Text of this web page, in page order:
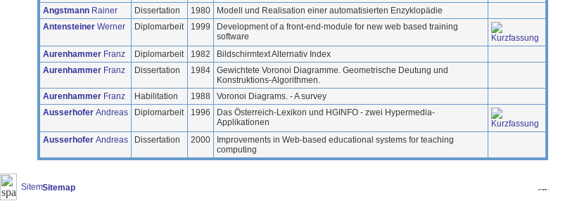
Angstmann Rainer Dissertation 1980
Modell und Realisation einer automatisierten Enzyklopädie
Antensteiner Werner Diplomarbeit 1999
Development of a front-end-module for new web based training
software
Aurenhammer Franz Diplomarbeit 1982
Bildschirmtext Alternativ Index
Aurenhammer Franz Dissertation 1984
Gewichtete Voronoi Diagramme. Geometrische Deutung und
Konstruktions-Algorithmen.
Aurenhammer Franz Habilitation 1988
Voronoi Diagrams. - A survey
Ausserhofer Andreas Diplomarbeit 1996
Das Österreich-Lexikon und HGINFO - zwei Hypermedia-
Applikationen
Ausserhofer Andreas Dissertation 2000
Improvements in Web-based educational systems for teaching
computing
Sitemap